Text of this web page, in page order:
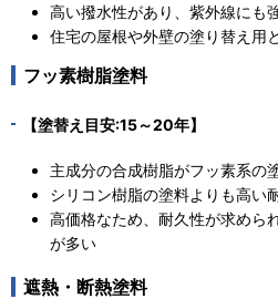
高い撥水性があり、紫外線にも
住宅の屋根や外壁の塗り替え用
フッ素樹脂塗料
【塗替え目安:15～20年】
主成分の合成樹脂がフッ素系の
シリコン樹脂の塗料よりも高い
高価格なため、耐久性が求めら
が多い
遮熱・断熱塗料